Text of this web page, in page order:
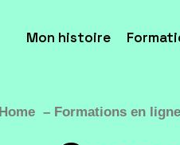
Mon histoire
Home Formations en ligne